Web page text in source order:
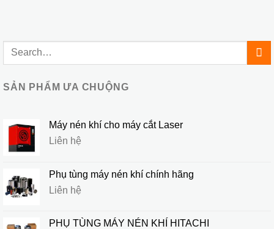
SẢN PHẨM ƯA CHUỘNG
Máy nén khí cho máy cắt Laser
Liên hệ
Phụ tùng máy nén khí chính hãng
Liên hệ
PHỤ TÙNG MÁY NÉN KHÍ HITACHI